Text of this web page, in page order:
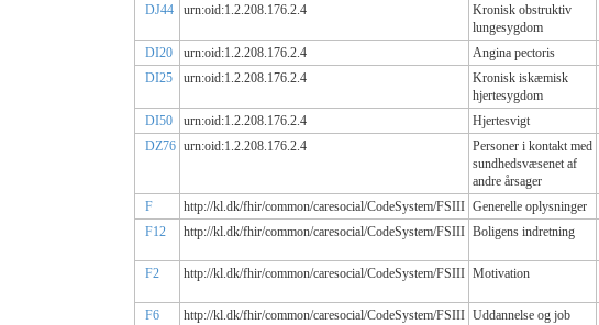
DJ44
urn:oid:1.2.208.176.2.4
Kronisk obstruktiv
lungesygdom
DI20
urn:oid:1.2.208.176.2.4
Angina pectoris
DI25
urn:oid:1.2.208.176.2.4
Kronisk iskæmisk
hjertesygdom
DI50
urn:oid:1.2.208.176.2.4
Hjertesvigt
DZ76 urn:oid:1.2.208.176.2.4
Personer i kontakt med
sundhedsvæsenet af
andre årsager
F
http://kl.dk/fhir/common/caresocial/CodeSystem/FSIII Generelle oplysninger
F12
http://kl.dk/fhir/common/caresocial/CodeSystem/FSIII Boligens indretning
F2 http://kl.dk/fhir/common/caresocial/CodeSystem/FSIII Motivation
F6 http://kl.dk/fhir/common/caresocial/CodeSystem/FSIII Uddannelse og job